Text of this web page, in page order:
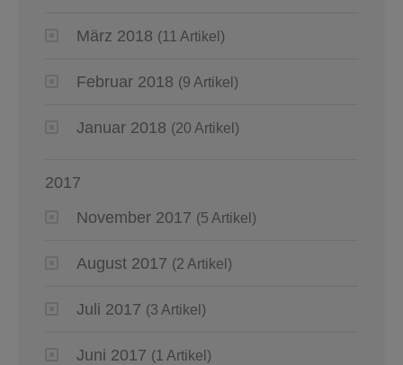
März 2018 (11 Artikel)
Februar 2018 (9 Artikel)
Januar 2018 (20 Artikel)
2017
November 2017 (5 Artikel)
August 2017 (2 Artikel)
Juli 2017 (3 Artikel)
Juni 2017 (1 Artikel)